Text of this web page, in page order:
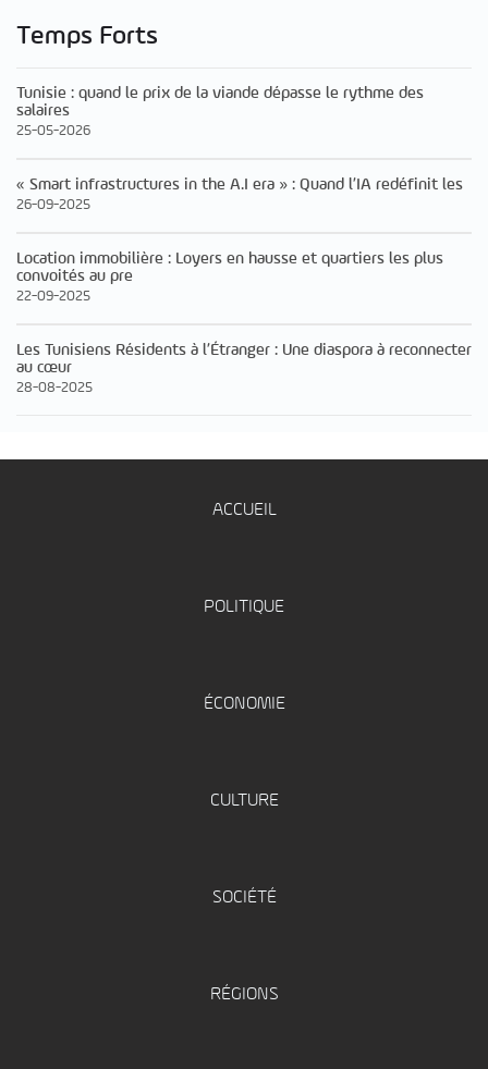
Temps Forts
Tunisie : quand le prix de la viande dépasse le rythme des
salaires
25-05-2026
« Smart infrastructures in the A.I era » : Quand l’IA redéfinit les
26-09-2025
Location immobilière : Loyers en hausse et quartiers les plus
convoités au pre
22-09-2025
Les Tunisiens Résidents à l’Étranger : Une diaspora à reconnecter
au cœur
28-08-2025
ACCUEIL
POLITIQUE
ÉCONOMIE
CULTURE
SOCIÉTÉ
RÉGIONS